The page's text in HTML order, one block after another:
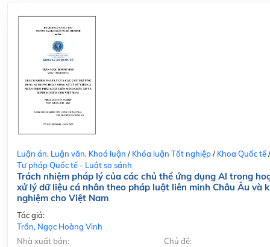
Luận án, Luận văn, Khoá luận / Khóa luận Tốt nghiệp/ Khoa Quốc tế/
Tư pháp Quốc tế - Luật so sánh
Trách nhiệm pháp lý của các chủ thể ứng dụng Al trong
xử lý dữ liệu cá nhân theo pháp luật liên minh Châu Âu và
nghiệm cho Việt Nam
Tác giả:
Trần, Ngọc Hoàng Vinh
Nhà xuất bản:
Chủ đề: